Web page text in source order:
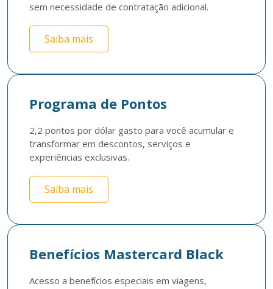
sem necessidade de contratação adicional.
Saiba mais
Programa de Pontos
2,2 pontos por dólar gasto para você acumular e
transformar em descontos, serviços e
experiências exclusivas.
Saiba mais
Benefícios Mastercard Black
Acesso a benefícios especiais em viagens,